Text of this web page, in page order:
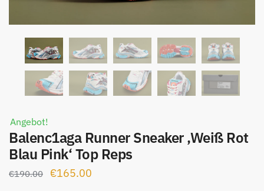
Angebot!
Balenc1aga Runner Sneaker ‚Weiß Rot
Blau Pink‘ Top Reps
€190.00
Ursprünglicher
€165.00